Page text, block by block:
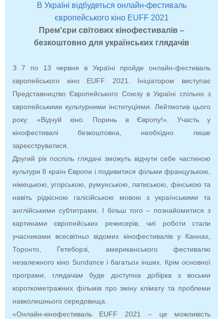
В Україні відбудеться онлайн-фестиваль
європейського кіно EUFF 2021
Прем'єри світових кінофестивалів –
безкоштовно для українських глядачів
З 7 по 13 червня в Україні пройде онлайн-фестиваль
європейського кіно EUFF 2021. Ініціатором виступає
Представництво Європейського Союзу в Україні спільно з
європейськими культурними інституціями. Лейтмотив цього
року: «Відчуй кіно. Поринь в Європу!». Участь у
кінофестивалі безкоштовна, необхідно лише
зареєструватися.
Другий рік поспіль глядачі зможуть відчути себе частиною
культури 8 країн Європи і подивитися фільми французькою,
німецькою, угорською, румунською, латиською, фінською та
навіть рідкісною галісійською мовою з українськими та
англійськими субтитрами. І більш того – познайомитися з
картинами європейських режисерів, чиї роботи стали
учасниками всесвітньо відомих кінофестивалів у Каннах,
Торонто, Ґетеборзі, американського фестивалю
незалежного кіно Sundance і багатьох інших. Крім основної
програми, глядачам буде доступна добірка з восьми
короткометражних фільмів про зміну клімату та проблеми
навколишнього середовища.
«Онлайн-кінофестиваль EUFF 2021 – це можливість